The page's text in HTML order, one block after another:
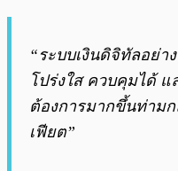
“ระบบเงินดิจิทัลอย่า
โปร่งใส ควบคุมได้
ต้องการมากขึ้นท่ามก
เฟียต”